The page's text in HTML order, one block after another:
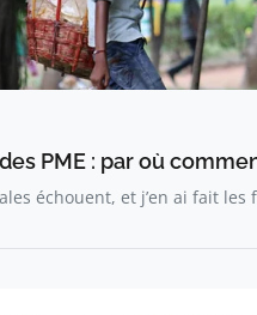
PME : par où
échouent, et j’en ai fait les